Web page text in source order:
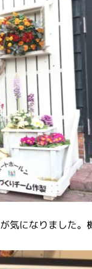
気になりました。